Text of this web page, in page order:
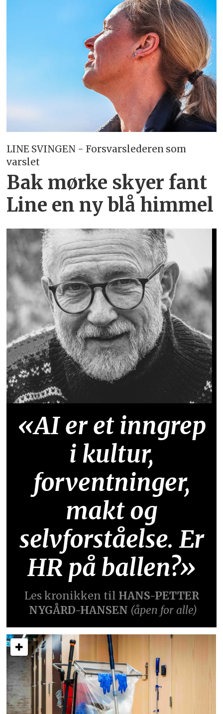
LINE SVINGEN - Forsvarslederen som
varslet
Bak mørke skyer fant
Line en ny blå himmel
«AI er et inngrep
i kultur,
forventninger,
makt og
selvforståelse. Er
HR på ballen?»
Les kronikken til HANS-PETTER
NYGÅRD-HANSEN (åpen for alle)